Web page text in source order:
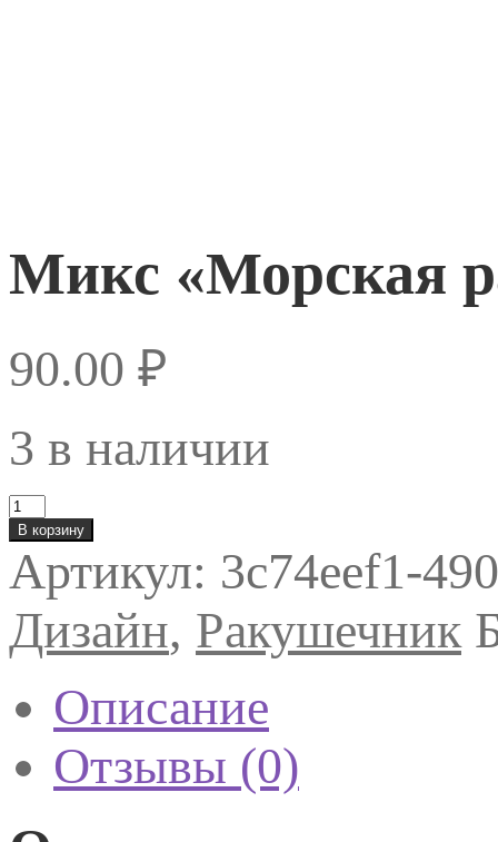
Микс «Морская
90.00 ₽
3 в наличии
Количество
товара
Микс
"Морская
ракушка"
гр
В корзину
Артикул: 3c74eef1-
Дизайн, Ракушечник
Описание
Отзывы (0)